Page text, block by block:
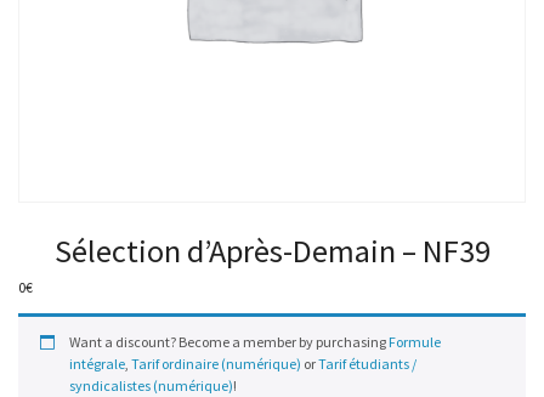
Sélection d’Après-Demain – NF39
0€
Want a discount? Become a member by purchasing Formule
intégrale, Tarif ordinaire (numérique) orTarif étudiants /
syndicalistes (numérique)!